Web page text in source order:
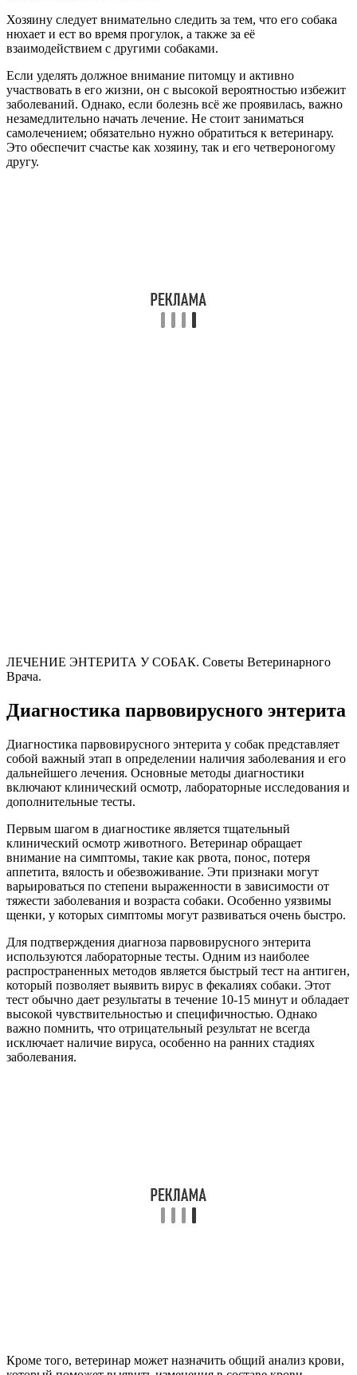
Хозяину следует внимательно следить за тем, что его собака
нюхает и ест во время прогулок, а также за её
взаимодействием с другими собаками.
Если уделять должное внимание питомцу и активно
участвовать в его жизни, он с высокой вероятностью избежит
заболеваний. Однако, если болезнь всё же проявилась, важно
незамедлительно начать лечение. Не стоит заниматься
самолечением; обязательно нужно обратиться к ветеринару.
Это обеспечит счастье как хозяину, так и его четвероногому
другу.
ЛЕЧЕНИЕ ЭНТЕРИТА У СОБАК. Советы Ветеринарного
Врача.
Диагностика парвовирусного энтерита
Диагностика парвовирусного энтерита у собак представляет
собой важный этап в определении наличия заболевания и его
дальнейшего лечения. Основные методы диагностики
включают клинический осмотр, лабораторные исследования и
дополнительные тесты.
Первым шагом в диагностике является тщательный
клинический осмотр животного. Ветеринар обращает
внимание на симптомы, такие как рвота, понос, потеря
аппетита, вялость и обезвоживание. Эти признаки могут
варьироваться по степени выраженности в зависимости от
тяжести заболевания и возраста собаки. Особенно уязвимы
щенки, у которых симптомы могут развиваться очень быстро.
Для подтверждения диагноза парвовирусного энтерита
используются лабораторные тесты. Одним из наиболее
распространенных методов является быстрый тест на антиген,
который позволяет выявить вирус в фекалиях собаки. Этот
тест обычно дает результаты в течение 10-15 минут и обладает
высокой чувствительностью и специфичностью. Однако
важно помнить, что отрицательный результат не всегда
исключает наличие вируса, особенно на ранних стадиях
заболевания.
Кроме того, ветеринар может назначить общий анализ крови,